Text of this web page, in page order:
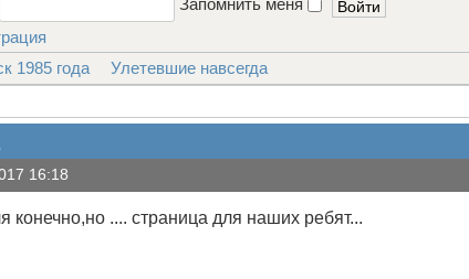
Запомнить меня
1985 года Улетевшие навсегда
16:18
конечно,но .... страница для наших ребят...